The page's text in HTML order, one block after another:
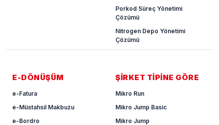
Porkod Süreç Yönetimi
Çözümü
Nitrogen Depo Yönetimi
Çözümü
E-DÖNÜŞÜM
e-Fatura
e-Müstahsil Makbuzu
e-Bordro
ŞİRKET TİPİNE GÖRE
Mikro Run
Mikro Jump Basic
Mikro Jump